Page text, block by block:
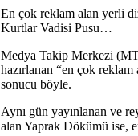
En çok reklam alan yerli
Kurtlar Vadisi Pusu…
Medya Takip Merkezi
hazırlanan “en çok reklam
sonucu böyle.
Aynı gün yayınlanan ve
alan Yaprak Dökümü ise,